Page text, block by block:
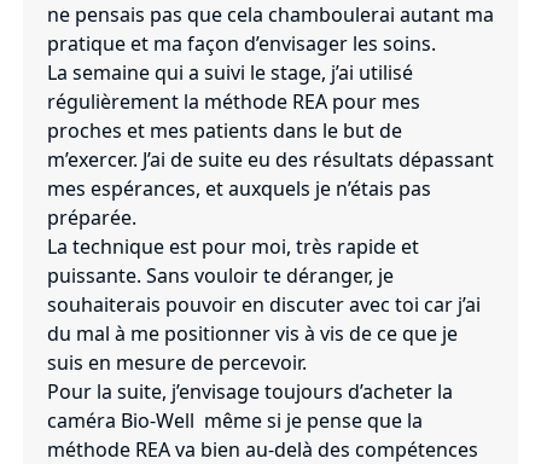
ne pensais pas que cela chamboulerai autant ma
pratique et ma façon d’envisager les soins.
La semaine qui a suivi le stage, j’ai utilisé
régulièrement la méthode REA pour mes
proches et mes patients dans le but de
m’exercer. J’ai de suite eu des résultats dépassant
mes espérances, et auxquels je n’étais pas
préparée.
La technique est pour moi, très rapide et
puissante. Sans vouloir te déranger, je
souhaiterais pouvoir en discuter avec toi car j’ai
du mal à me positionner vis à vis de ce que je
suis en mesure de percevoir.
Pour la suite, j’envisage toujours d’acheter la
caméra Bio-Well même si je pense que la
méthode REA va bien au-delà des compétences